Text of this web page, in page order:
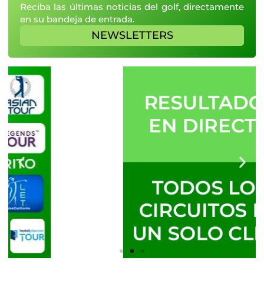
Reciba las últimas noticias del golf, directamente
en su bandeja de entrada.
NEWSLETTERS